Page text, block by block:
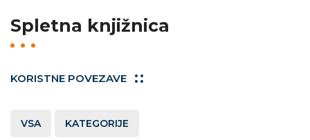
Spletna knjižnica
KORISTNE POVEZAVE
VSA KATEGORIJE